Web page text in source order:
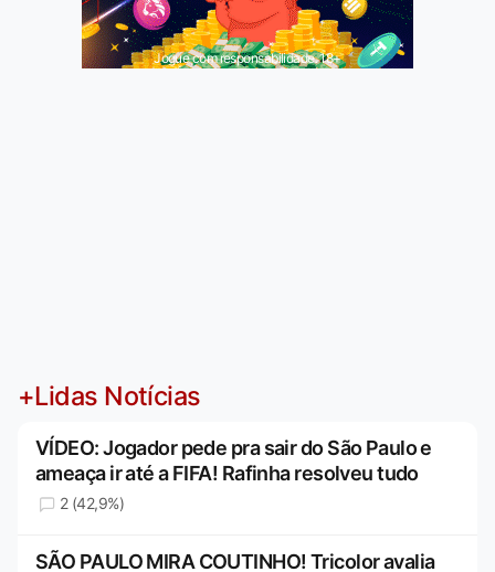
Jogue com responsabilidade. 18+
+Lidas Notícias
VÍDEO: Jogador pede pra sair do São Paulo e
ameaça ir até a FIFA! Rafinha resolveu tudo
2 (42,9%)
SÃO PAULO MIRA COUTINHO! Tricolor avalia